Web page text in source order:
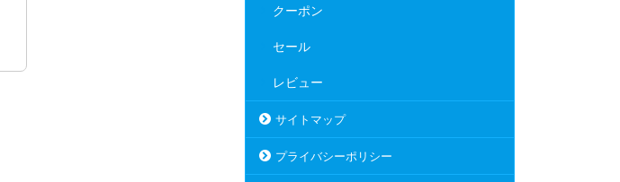
クーポン
セール
レビュー
サイトマップ
プライバシーポリシー